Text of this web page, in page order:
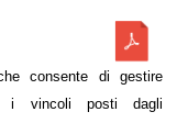
consente di gestire
i vincoli posti dagli